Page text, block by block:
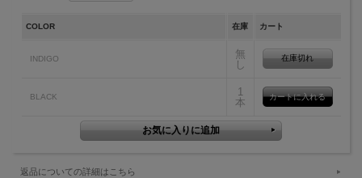
COLOR 在庫 カート
INDIGO
無
し
在庫切れ
BLACK
1
本
返品についての詳細はこちら